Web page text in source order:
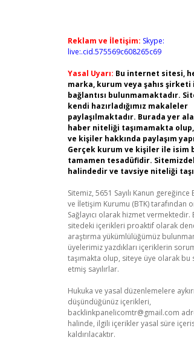
Reklam ve İletişim: Skype:
live:.cid.575569c608265c69
Yasal Uyarı: Bu internet sitesi,
marka, kurum veya şahıs
bağlantısı bulunmamaktadır.
kendi hazırladığımız makaleler
paylaşılmaktadır. Burada yer
haber niteliği taşımamakta
ve kişiler hakkında paylaşım
Gerçek kurum ve kişiler ile isim
tamamen tesadüfidir.
halindedir ve tavsiye niteliği
Sitemiz, 5651 Sayılı Kanun
ve İletişim Kurumu (BTK) tarafından
Sağlayıcı olarak hizmet vermektedir.
sitedeki içerikleri proaktif olarak
araştırma yükümlülüğümüz
üyelerimiz yazdıkları içeriklerin
taşımakta olup, siteye üye olarak
etmiş sayılırlar.
Hukuka ve yasal düzenlemelere
düşündüğünüz içerikleri,
backlinkpanelicomtr@gmail.com
halinde, ilgili içerikler yasal süre
kaldırılacaktır.